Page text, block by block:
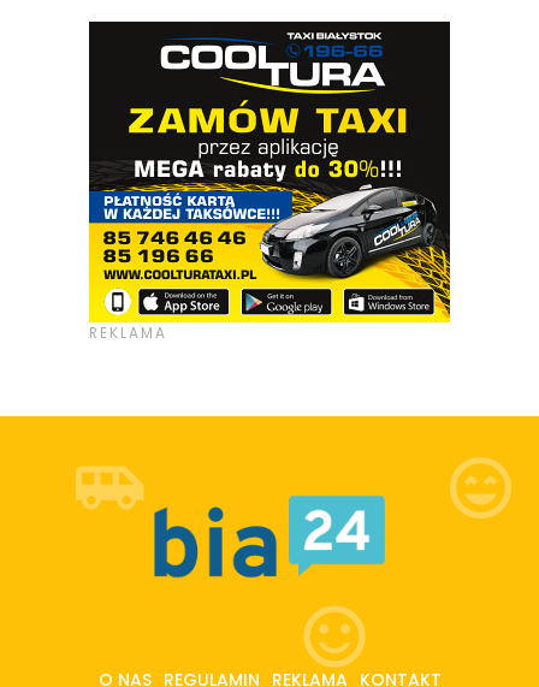
O NAS REGULAMIN REKLAMA KONTAKT